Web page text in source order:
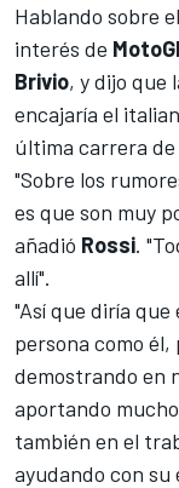
Hablando sobre
interés de
Brivio, y dijo que
encajaría el
última carrera
"Sobre los
es que son muy
añadió Rossi.
allí".
"Así que diría
persona como él,
demostrando en
aportando
también en el
ayudando con su